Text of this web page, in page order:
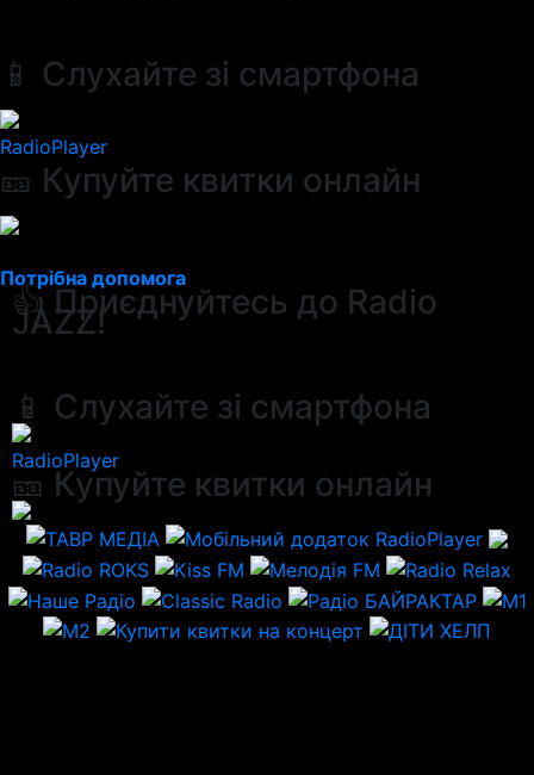
📱 Слухайте зі смартфона
RadioPlayer
🎫 Купуйте квитки онлайн
Потрібна допомога
👍 Приєднуйтесь до Radio
JAZZ!
📱 Слухайте зі смартфона
RadioPlayer
🎫 Купуйте квитки онлайн